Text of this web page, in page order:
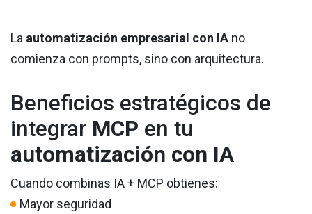
La automatización empresarial con IA no
comienza con prompts, sino con arquitectura.
Beneficios estratégicos de
integrar MCP en tu
automatización con IA
Cuando combinas IA + MCP obtienes:
Mayor seguridad